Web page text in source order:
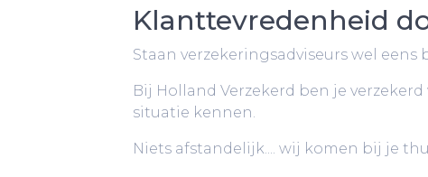
Klanttevredenheid
Staan verzekeringsadviseurs wel eens
Bij Holland Verzekerd ben je
situatie kennen.
Niets afstandelijk.... wij komen bij je